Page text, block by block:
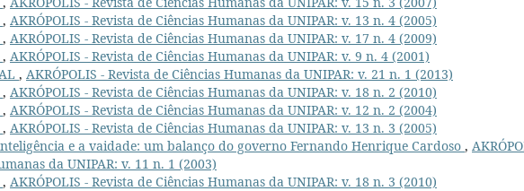
, AKRÓPOLIS - Revista de Ciências Humanas da UNIPAR: v. 13 n. 4 (2005)
, AKRÓPOLIS - Revista de Ciências Humanas da UNIPAR: v. 17 n. 4 (2009)
, AKRÓPOLIS - Revista de Ciências Humanas da UNIPAR: v. 9 n. 4 (2001)
, AKRÓPOLIS - Revista de Ciências Humanas da UNIPAR: v. 21 n. 1 (2013)
, AKRÓPOLIS - Revista de Ciências Humanas da UNIPAR: v. 18 n. 2 (2010)
, AKRÓPOLIS - Revista de Ciências Humanas da UNIPAR: v. 12 n. 2 (2004)
, AKRÓPOLIS - Revista de Ciências Humanas da UNIPAR: v. 13 n. 3 (2005)
e a vaidade: um balanço do governo Fernando Henrique Cardoso ,
da UNIPAR: v. 11 n. 1 (2003)
, AKRÓPOLIS - Revista de Ciências Humanas da UNIPAR: v. 18 n. 3 (2010)